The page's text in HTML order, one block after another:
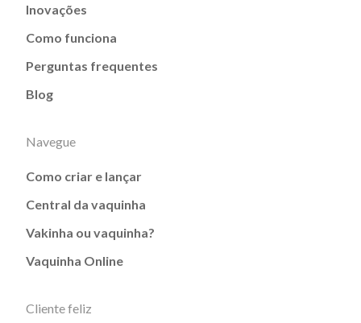
Inovações
Como funciona
Perguntas frequentes
Blog
Navegue
Como criar e lançar
Central da vaquinha
Vakinha ou vaquinha?
Vaquinha Online
Cliente feliz